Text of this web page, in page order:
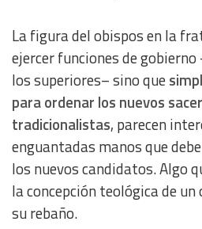
La figura del obispos en la
ejercer funciones de
los superiores– sino que
para ordenar los nuevos
tradicionalistas, parecen
enguantadas manos que
los nuevos candidatos. Algo
la concepción teológica de
su rebaño.
IAB Special Features:
Use precise geolocation data
Identify devices based on
Non-IAB processing purposes:
Essential
Analytical